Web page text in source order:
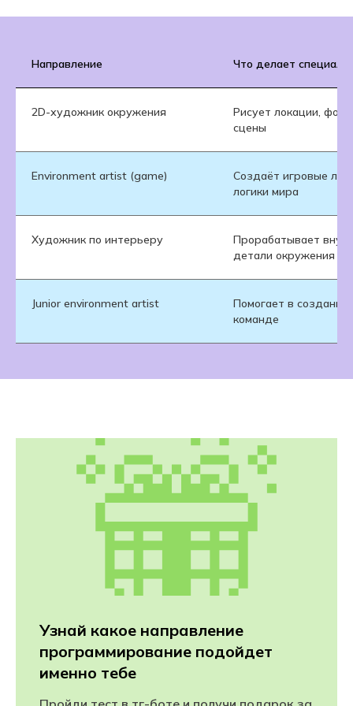
Направление Что делает
2D-художник окружения
Рисует локации,
сцены
Environment artist (game)
Создаёт игровые
логики мира
Художник по интерьеру
Прорабатывает
детали окружения
Junior environment artist
Помогает в
команде
Узнай какое направление
программирование подойдет
именно тебе